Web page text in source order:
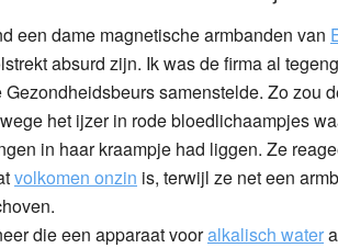
een dame magnetische armbanden van
absurd zijn. Ik was de firma al
Gezondheidsbeurs samenstelde. Zo zou
het ijzer in rode bloedlichaampjes
in haar kraampje had liggen. Ze
volkomen onzin is, terwijl ze net een
die een apparaat vooralkalisch water